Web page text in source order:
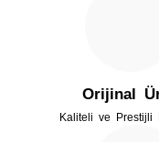
Orijinal
Kaliteli ve Prestijli